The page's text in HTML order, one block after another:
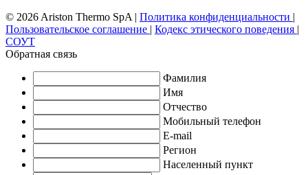
© 2026 Ariston Thermo SpA | Политика конфиденциальности |
Пользовательское соглашение | Кодекс этического поведения |
СОУТ
Обратная связь
Фамилия
Имя
Отчество
Мобильный телефон
E-mail
Регион
Населенный пункт